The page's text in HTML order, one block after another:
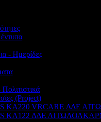
- Ημερίδες
(Project)
KA220 VRCARE ΔΔΕ
KA122 ΔΔΕ